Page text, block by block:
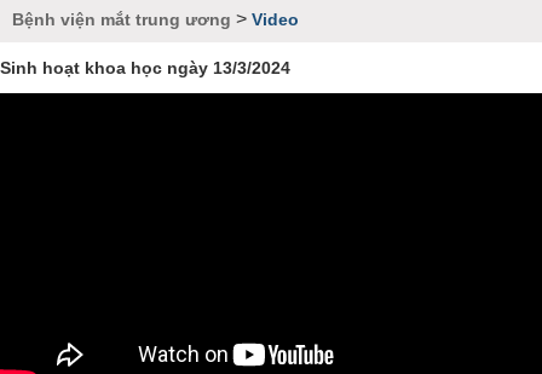
Bệnh viện mắt trung ương > Video
Sinh hoạt khoa học ngày 13/3/2024